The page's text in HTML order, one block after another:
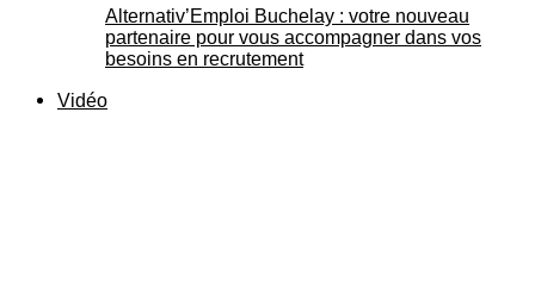
Alternativ’Emploi Buchelay : votre nouveau
partenaire pour vous accompagner dans vos
besoins en recrutement
Vidéo